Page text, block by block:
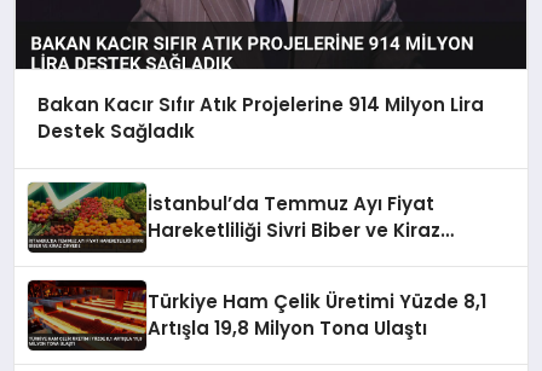
Bakan Kacır Sıfır Atık Projelerine 914 Milyon Lira
Destek Sağladık
İstanbul’da Temmuz Ayı Fiyat
Hareketliliği Sivri Biber ve Kiraz
Türkiye Ham Çelik Üretimi Yüzde 8,1
Artışla 19,8 Milyon Tona Ulaştı